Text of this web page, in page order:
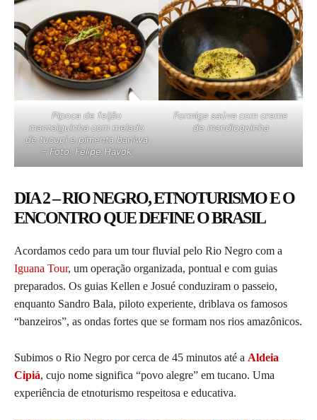
Pipoca de feijão
manteiguinha com melado
de tucupi e pimenta baniwa
– Foto: Felipe Havok
Formiga saúva com creme
de mandioquinha
DIA 2 – RIO NEGRO, ETNOTURISMO E O
ENCONTRO QUE DEFINE O BRASIL
Acordamos cedo para um tour fluvial pelo Rio Negro com a
Iguana Tour, um operação organizada, pontual e com guias
preparados. Os guias Kellen e Josué conduziram o passeio,
enquanto Sandro Bala, piloto experiente, driblava os famosos
“banzeiros”, as ondas fortes que se formam nos rios amazônicos.
Subimos o Rio Negro por cerca de 45 minutos até a Aldeia
Cipiá, cujo nome significa “povo alegre” em tucano. Uma
experiência de etnoturismo respeitosa e educativa.